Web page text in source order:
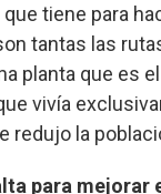
tiene para
tantas las
planta que es
vivía
redujo la
para mejorar